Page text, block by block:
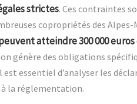
strictes. Ces contraintes
copropriétés des
atteindre 300 000 euros
génère des obligations
est essentiel d’analyser les
à la réglementation.